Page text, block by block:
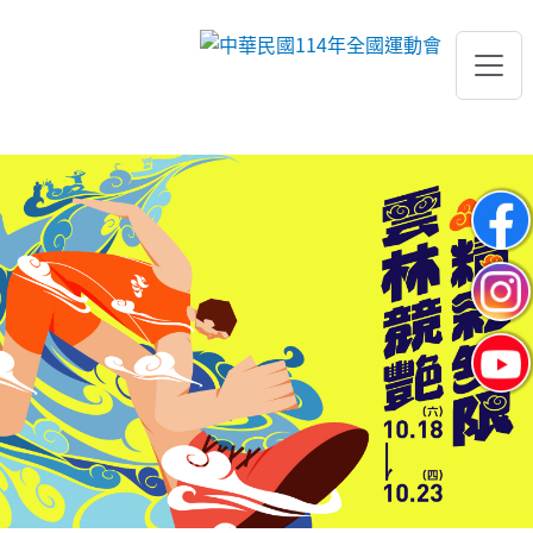
跳到主要內容